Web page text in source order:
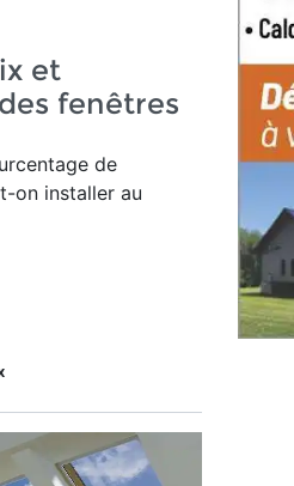
et
fenêtres
de
on installer au